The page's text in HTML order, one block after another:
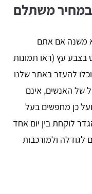
במחיר משתלם
משנה אם אתם
עץ (ראו תמונות
להעזר באתר שלנו
של האנשים, אינם
כן מחפשים בעל
לוקחת בין יום אחד
ולמורכבות